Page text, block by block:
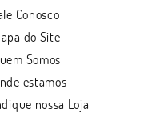
Conosco
do Site
Somos
estamos
nossa Loja